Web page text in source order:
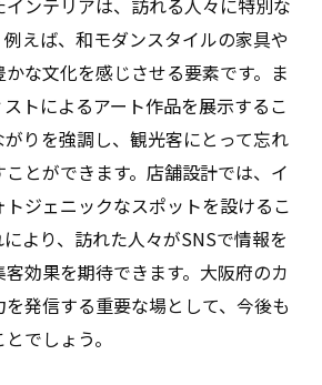
ンテリアは、訪れる人々に特別な
えば、和モダンスタイルの家具や
な文化を感じさせる要素です。ま
トによるアート作品を展示するこ
りを強調し、観光客にとって忘れ
とができます。店舗設計では、イ
ジェニックなスポットを設けるこ
より、訪れた人々がSNSで情報を
効果を期待できます。大阪府のカ
発信する重要な場として、今後も
でしょう。